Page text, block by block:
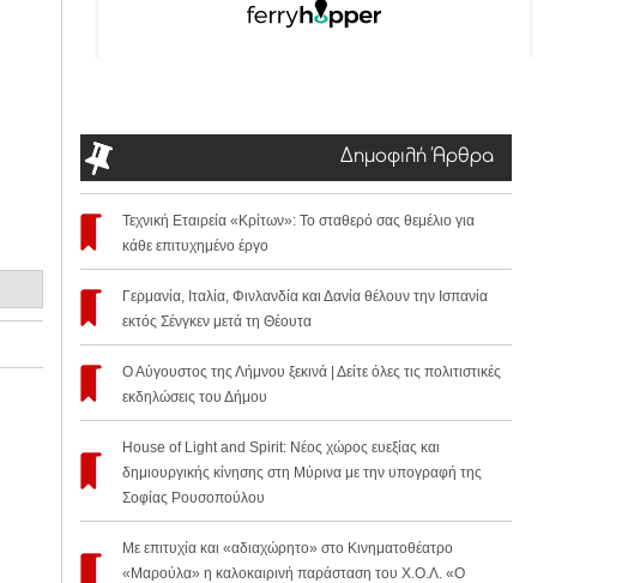
Δημοφιλή Άρθρα
Τεχνική Εταιρεία «Κρίτων»: Το σταθερό σας θεμέλιο για
κάθε επιτυχημένο έργο
Γερμανία, Ιταλία, Φινλανδία και Δανία θέλουν την Ισπανία
εκτός Σένγκεν μετά τη Θέουτα
Ο Αύγουστος της Λήμνου ξεκινά | Δείτε όλες τις πολιτιστικές
εκδηλώσεις του Δήμου
House of Light and Spirit: Νέος χώρος ευεξίας και
δημιουργικής κίνησης στη Μύρινα με την υπογραφή της
Σοφίας Ρουσοπούλου
Με επιτυχία και «αδιαχώρητο» στο Κινηματοθέατρο
«Μαρούλα» η καλοκαιρινή παράσταση του Χ.Ο.Λ. «Ο